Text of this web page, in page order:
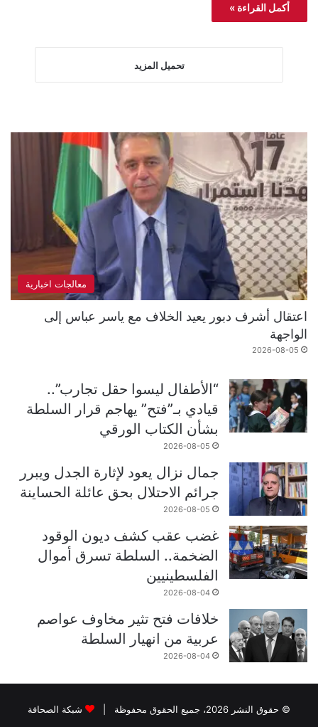
أكمل القراءة »
تحميل المزيد
معالجات اخبارية
اعتقال أشرف دبور يعيد الخلاف مع ياسر عباس إلى
الواجهة
2026-08-05
“الأطفال ليسوا حقل تجارب”..
قيادي بـ”فتح” يهاجم قرار السلطة
بشأن الكتاب الورقي
2026-08-05
جمال نزال يعود لإثارة الجدل ويبرر
جرائم الاحتلال بحق عائلة الحساينة
2026-08-05
غضب عقب كشف ديون الوقود
الضخمة.. السلطة تسرق أموال
الفلسطينيين
2026-08-04
خلافات فتح تثير مخاوف عواصم
عربية من انهيار السلطة
2026-08-04
© حقوق النشر 2026، جميع الحقوق محفوظة |
شبكة الصحافة